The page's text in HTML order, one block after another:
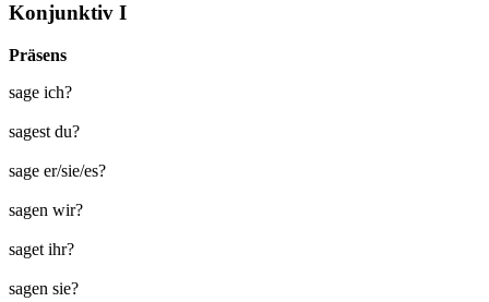
Konjunktiv I
Präsens
sage ich?
sagest du?
sage er/sie/es?
sagen wir?
saget ihr?
sagen sie?